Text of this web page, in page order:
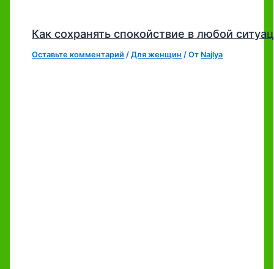
Как сохранять спокойствие в любой
Оставьте комментарий /Для женщин / От Najlya